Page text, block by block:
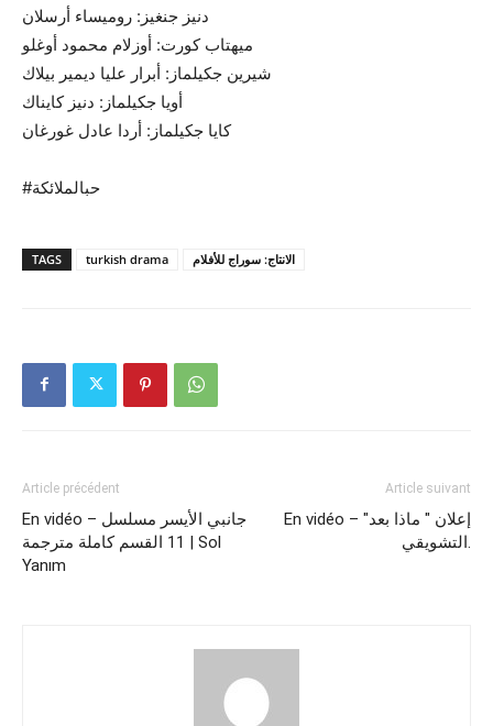
دنيز جنغيز: روميساء أرسلان
ميهتاب كورت: أوزلام محمود أوغلو
شيرين جكيلماز: أبرار عليا ديمير بيلاك
أويا جكيلماز: دنيز كايناك
كايا جكيلماز: أردا عادل غورغان
#حبالملائكة
TAGS turkish drama الانتاج: سوراج للأفلام
Article précédent
En vidéo – جانبي الأيسر مسلسل
11 القسم كاملة مترجمة | Sol
Yanım
Article suivant
En vidéo – إعلان " ماذا بعد"